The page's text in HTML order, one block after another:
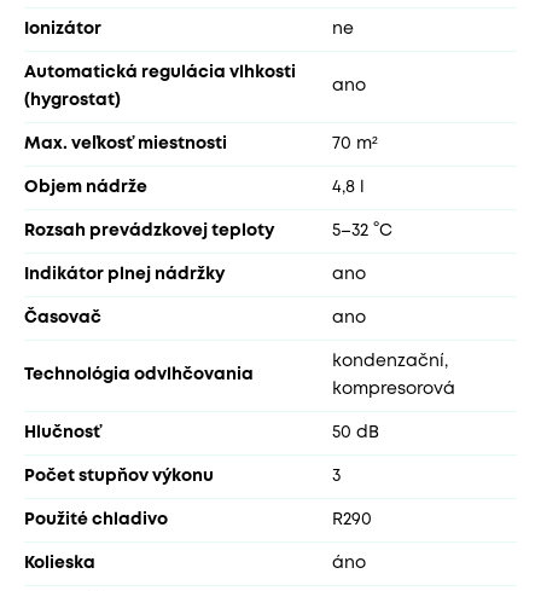
Ionizátor ne
Automatická regulácia vlhkosti
(hygrostat)
ano
Max. veľkosť miestnosti 70 m²
Objem nádrže 4,8 l
Rozsah prevádzkovej teploty 5–32 °C
Indikátor plnej nádržky ano
Časovač ano
Technológia odvlhčovania
kondenzační,
kompresorová
Hlučnosť 50 dB
Počet stupňov výkonu 3
Použité chladivo R290
Kolieska áno